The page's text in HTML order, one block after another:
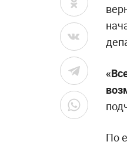
По